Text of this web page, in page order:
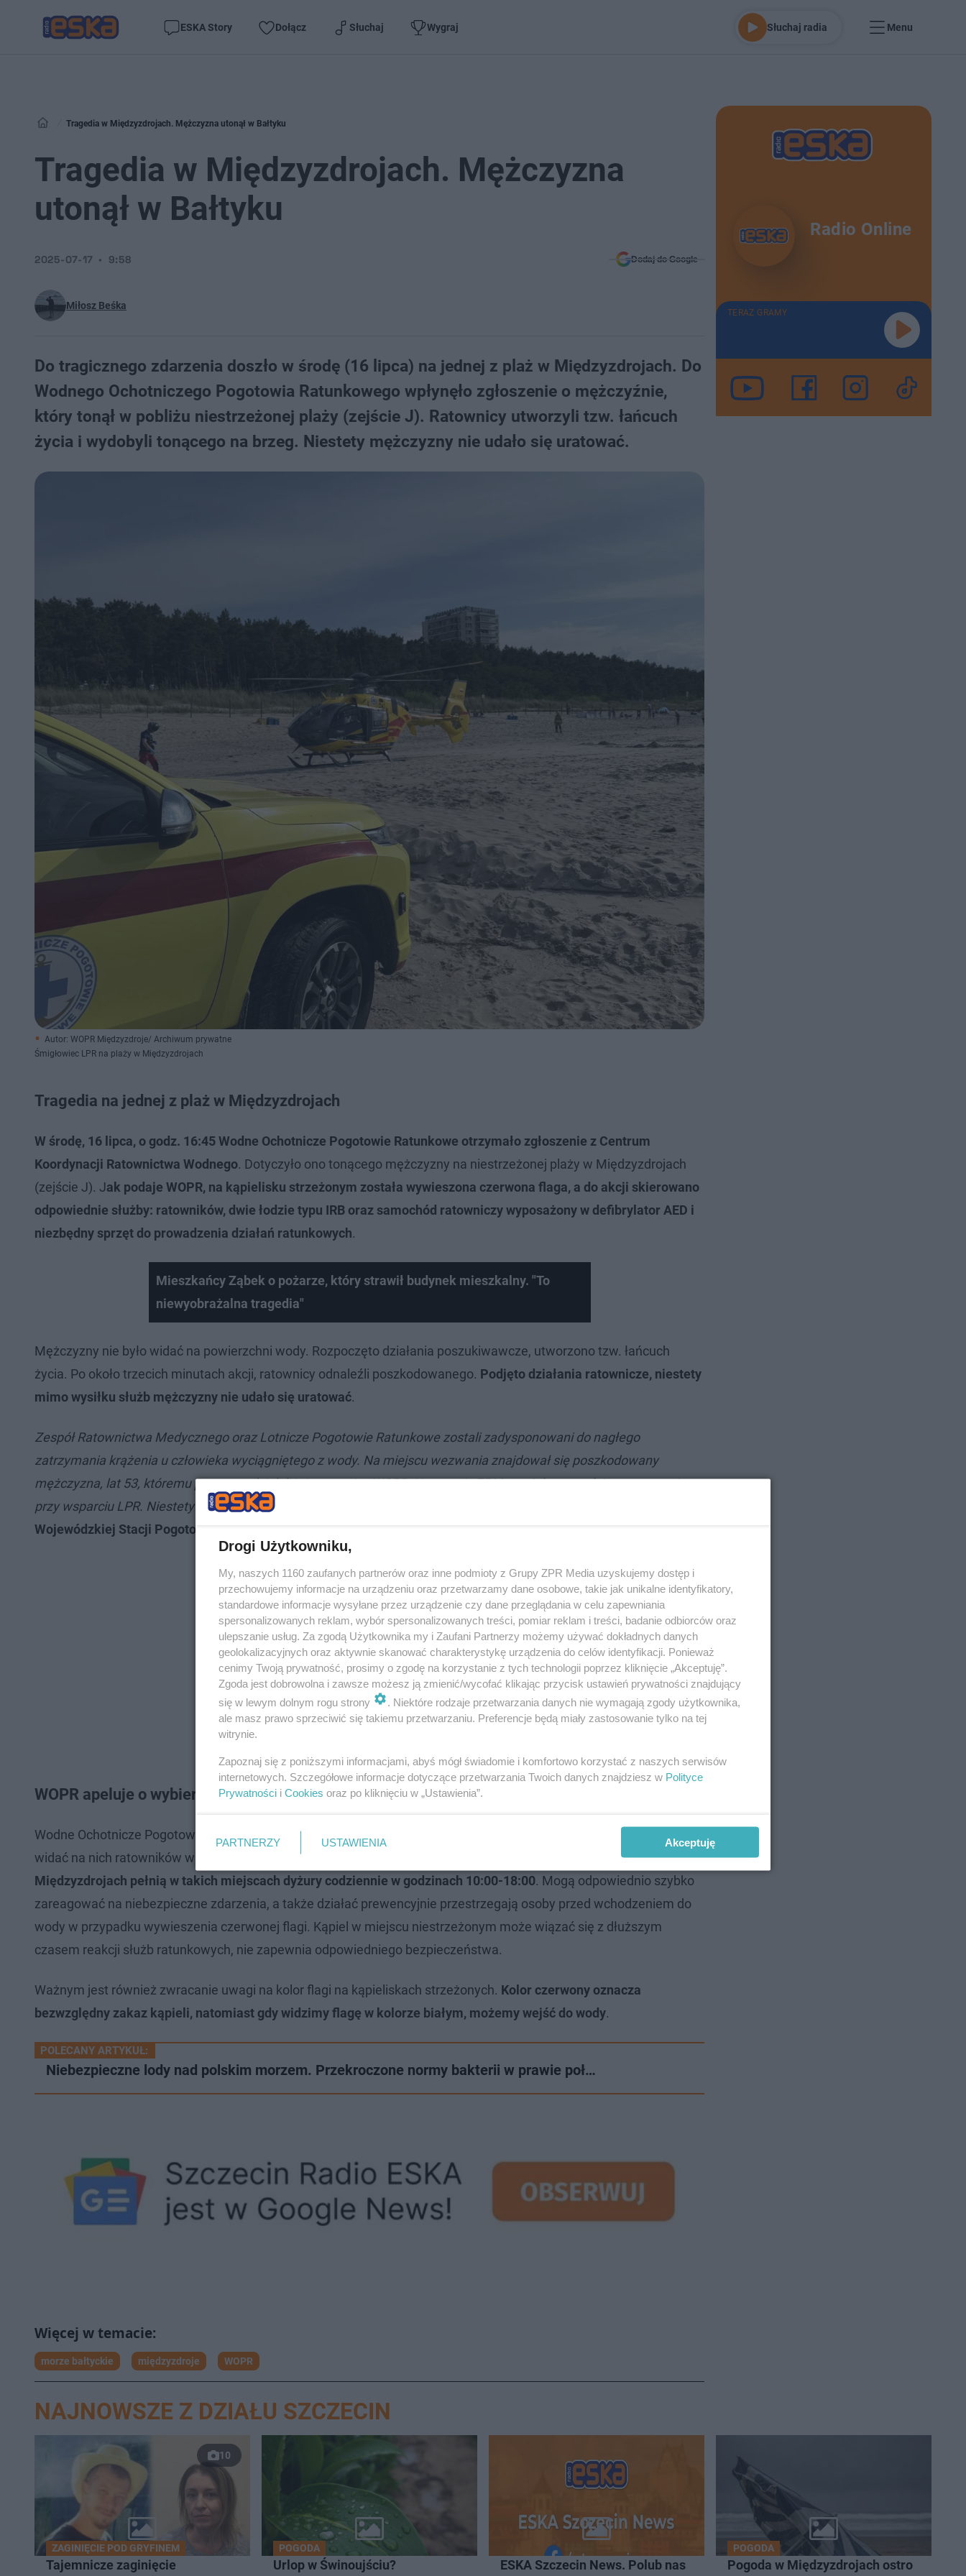
ESKA Story Dołącz Słuchaj Wygraj Słuchaj radia Menu
Tragedia w Międzyzdrojach. Mężczyzna utonął w Bałtyku
Tragedia w Międzyzdrojach. Mężczyzna
utonął w Bałtyku
Miłosz Beśka
2025-07-17 9:58 Dodaj do Google
Do tragicznego zdarzenia doszło w środę (16 lipca) na jednej z plaż w Międzyzdrojach. Do
Wodnego Ochotniczego Pogotowia Ratunkowego wpłynęło zgłoszenie o mężczyźnie,
który tonął w pobliżu niestrzeżonej plaży (zejście J). Ratownicy utworzyli tzw. łańcuch
życia i wydobyli tonącego na brzeg. Niestety mężczyzny nie udało się uratować.
Autor: WOPR Międzyzdroje/ Archiwum prywatne
Śmigłowiec LPR na plaży w Międzyzdrojach
Tragedia na jednej z plaż w Międzyzdrojach
W środę, 16 lipca, o godz. 16:45 Wodne Ochotnicze Pogotowie Ratunkowe otrzymało zgłoszenie z Centrum
Koordynacji Ratownictwa Wodnego. Dotyczyło ono tonącego mężczyzny na niestrzeżonej plaży w Międzyzdrojach
(zejście J). Jak podaje WOPR, na kąpielisku strzeżonym została wywieszona czerwona flaga, a do akcji skierowano
odpowiednie służby: ratowników, dwie łodzie typu IRB oraz samochód ratowniczy wyposażony w defibrylator AED i
niezbędny sprzęt do prowadzenia działań ratunkowych.
Mieszkańcy Ząbek o pożarze, który strawił budynek mieszkalny. "To
niewyobrażalna tragedia"
Mężczyzny nie było widać na powierzchni wody. Rozpoczęto działania poszukiwawcze, utworzono tzw. łańcuch
życia. Po około trzecich minutach akcji, ratownicy odnaleźli poszkodowanego. Podjęto działania ratownicze, niestety
mimo wysiłku służb mężczyzny nie udało się uratować.
Zespół Ratownictwa Medycznego oraz Lotnicze Pogotowie Ratunkowe zostali zadysponowani do nagłego
zatrzymania krążenia u człowieka wyciągniętego z wody. Na miejscu wezwania znajdował się poszkodowany
mężczyzna, lat 53, któremu pomocy udzielali już ratownicy WOPR. Następnie ZRM przejął czynności resuscytacyjne
przy wsparciu LPR. Niestety pacjenta nie udało się uratować
Wojewódzkiej Stacji Pogotowia Ratunkowego
WOPR apeluje o wybieranie odpowiednich kąpielisk
Wodne Ochotnicze Pogotowie Ratunkowe apeluje o rozwagę i wybieranie kąpielisk strzeżonych. Oznaczone są flagą,
widać na nich ratowników w czerwonych strojach, możemy dostrzec specjalne budki i sprzęt ratowniczy.Ratownicy w
Międzyzdrojach pełnią w takich miejscach dyżury codziennie w godzinach 10:00-18:00. Mogą odpowiednio szybko
zareagować na niebezpieczne zdarzenia, a także działać prewencyjnie przestrzegają osoby przed wchodzeniem do
wody w przypadku wywieszenia czerwonej flagi. Kąpiel w miejscu niestrzeżonym może wiązać się z dłuższym
czasem reakcji służb ratunkowych, nie zapewnia odpowiedniego bezpieczeństwa.
Ważnym jest również zwracanie uwagi na kolor flagi na kąpieliskach strzeżonych. Kolor czerwony oznacza
bezwzględny zakaz kąpieli, natomiast gdy widzimy flagę w kolorze białym, możemy wejść do wody.
POLECANY ARTYKUŁ:
Niebezpieczne lody nad polskim morzem. Przekroczone normy bakterii w prawie poł…
morze bałtyckie międzyzdroje WOPR
Radio Online
TERAZ GRAMY
NAJNOWSZE Z DZIAŁU SZCZECIN
10
ZAGINIĘCIE POD GRYFINEM
Tajemnicze zaginięcie
POGODA
Urlop w Świnoujściu?
ESKA Szczecin News. Polub nas
POGODA
Pogoda w Międzyzdrojach ostro
Drogi Użytkowniku,
My, naszych 1160 zaufanych partnerów oraz inne podmioty z Grupy ZPR Media uzyskujemy dostęp i
przechowujemy informacje na urządzeniu oraz przetwarzamy dane osobowe, takie jak unikalne identyfikatory,
standardowe informacje wysyłane przez urządzenie czy dane przeglądania w celu zapewniania
spersonalizowanych reklam, wybór spersonalizowanych treści, pomiar reklam i treści, badanie odbiorców oraz
ulepszanie usług. Za zgodą Użytkownika my i Zaufani Partnerzy możemy używać dokładnych danych
geolokalizacyjnych oraz aktywnie skanować charakterystykę urządzenia do celów identyfikacji. Ponieważ
cenimy Twoją prywatność, prosimy o zgodę na korzystanie z tych technologii poprzez kliknięcie „Akceptuję”.
Zgoda jest dobrowolna i zawsze możesz ją zmienić/wycofać klikając przycisk ustawień prywatności znajdujący
się w lewym dolnym rogu strony
. Niektóre rodzaje przetwarzania danych nie wymagają zgody użytkownika,
ale masz prawo sprzeciwić się takiemu przetwarzaniu. Preferencje będą miały zastosowanie tylko na tej
witrynie.
Zapoznaj się z poniższymi informacjami, abyś mógł świadomie i komfortowo korzystać z naszych serwisów
internetowych. Szczegółowe informacje dotyczące przetwarzania Twoich danych znajdziesz w Polityce
Prywatności i Cookies oraz po kliknięciu w „Ustawienia”.
PARTNERZY USTAWIENIA Akceptuję